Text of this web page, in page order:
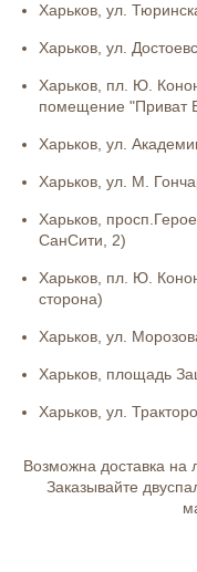
Харьков, ул.
Харьков, ул.
Харьков, пл. Ю.
помещение "Приват
Харьков, ул.
Харьков, ул. М.
Харьков,
СанСити, 2)
Харьков, пл. Ю.
сторона)
Харьков, ул.
Харьков, площадь
Харьков, ул.
Возможна доставка на
Заказывайте